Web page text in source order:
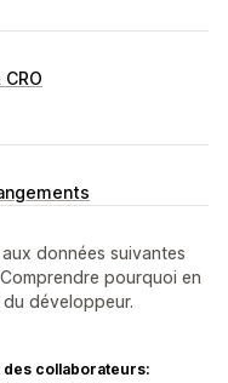
données suivantes
pourquoi en
du développeur.
des collaborateurs: